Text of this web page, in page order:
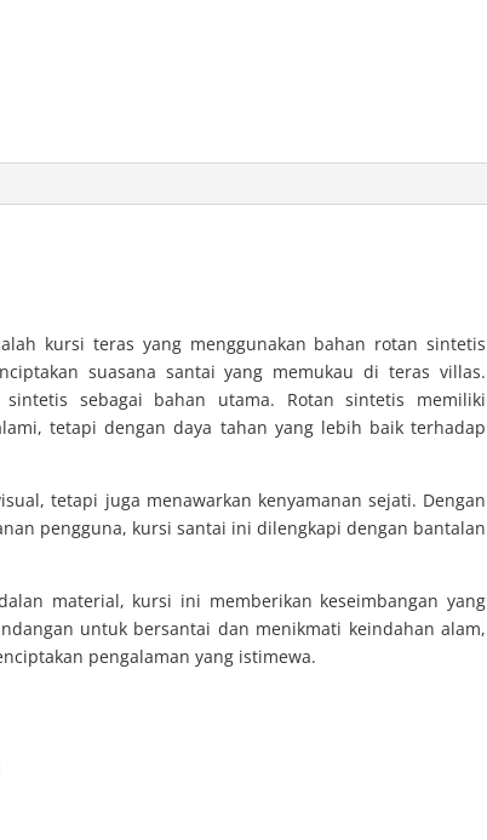
kursi teras yang menggunakan bahan rotan sintetis
suasana santai yang memukau di teras villas.
sebagai bahan utama. Rotan sintetis memiliki
tetapi dengan daya tahan yang lebih baik terhadap
tetapi juga menawarkan kenyamanan sejati. Dengan
pengguna, kursi santai ini dilengkapi dengan bantalan
material, kursi ini memberikan keseimbangan yang
untuk bersantai dan menikmati keindahan alam,
pengalaman yang istimewa.